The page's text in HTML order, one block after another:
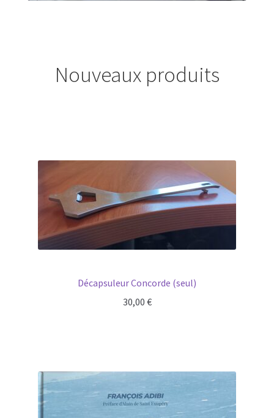
Nouveaux produits
Décapsuleur Concorde (seul)
30,00 €